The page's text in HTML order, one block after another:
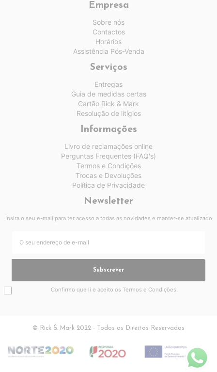
Empresa
Sobre nós
Contactos
Horários
Assistência Pós-Venda
Serviços
Entregas
Guia de medidas certas
Cartão Rick & Mark
Resolução de litígios
Informações
Livro de reclamações online
Perguntas Frequentes (FAQ's)
Termos e Condições
Trocas e Devoluções
Política de Privacidade
Newsletter
Insira o seu e-mail para ter acesso a todas as novidades e manter-se atualizado
Subscrever
Confirmo que li e aceito os Termos e Condições.
© Rick & Mark 2022 - Todos os Direitos Reservados